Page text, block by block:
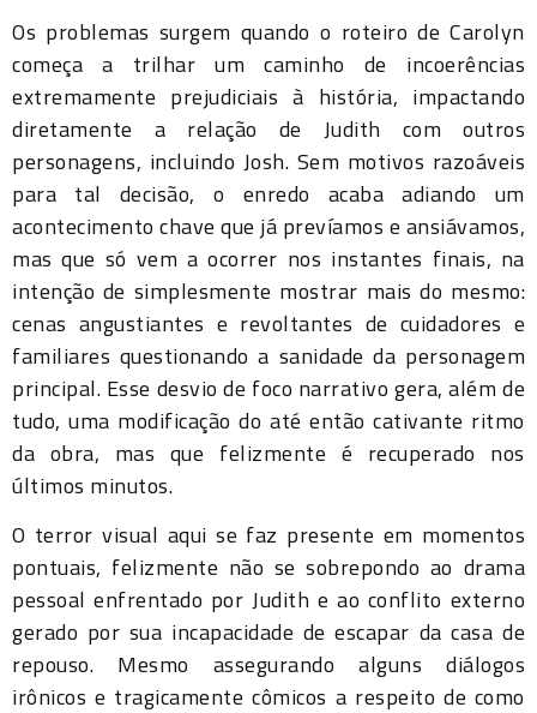
Os problemas surgem quando o roteiro de Carolyn
começa a trilhar um caminho de incoerências
extremamente prejudiciais à história, impactando
diretamente a relação de Judith com outros
personagens, incluindo Josh. Sem motivos razoáveis
para tal decisão, o enredo acaba adiando um
acontecimento chave que já prevíamos e ansiávamos,
mas que só vem a ocorrer nos instantes finais, na
intenção de simplesmente mostrar mais do mesmo:
cenas angustiantes e revoltantes de cuidadores e
familiares questionando a sanidade da personagem
principal. Esse desvio de foco narrativo gera, além de
tudo, uma modificação do até então cativante ritmo
da obra, mas que felizmente é recuperado nos
últimos minutos.
O terror visual aqui se faz presente em momentos
pontuais, felizmente não se sobrepondo ao drama
pessoal enfrentado por Judith e ao conflito externo
gerado por sua incapacidade de escapar da casa de
repouso. Mesmo assegurando alguns diálogos
irônicos e tragicamente cômicos a respeito de como